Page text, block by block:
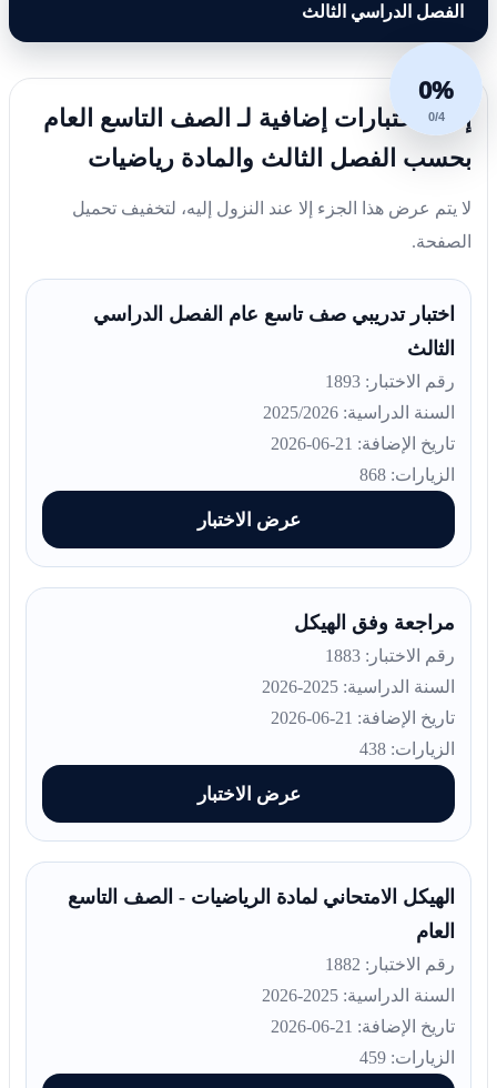
الفصل الدراسي الثالث
0%
0/4
إليك اختبارات إضافية لـ الصف التاسع العام
بحسب الفصل الثالث والمادة رياضيات
لا يتم عرض هذا الجزء إلا عند النزول إليه، لتخفيف تحميل
الصفحة.
اختبار تدريبي صف تاسع عام الفصل الدراسي
الثالث
رقم الاختبار: 1893
السنة الدراسية: 2025/2026
تاريخ الإضافة: 21-06-2026
الزيارات: 868
عرض الاختبار
مراجعة وفق الهيكل
رقم الاختبار: 1883
السنة الدراسية: 2025-2026
تاريخ الإضافة: 21-06-2026
الزيارات: 438
عرض الاختبار
الهيكل الامتحاني لمادة الرياضيات - الصف التاسع
العام
رقم الاختبار: 1882
السنة الدراسية: 2025-2026
تاريخ الإضافة: 21-06-2026
الزيارات: 459